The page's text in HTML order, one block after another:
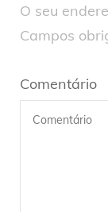
O seu
Campos
Comentário